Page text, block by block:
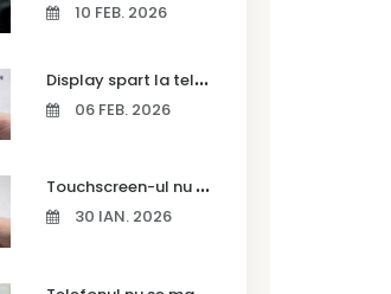
10 FEB. 2026
D
isplay spart la telefon în Timișoara
06 FEB. 2026
T
ouchscreen-ul nu mai răspunde corect? Când trebuie schimbat display-ul
30 IAN. 2026